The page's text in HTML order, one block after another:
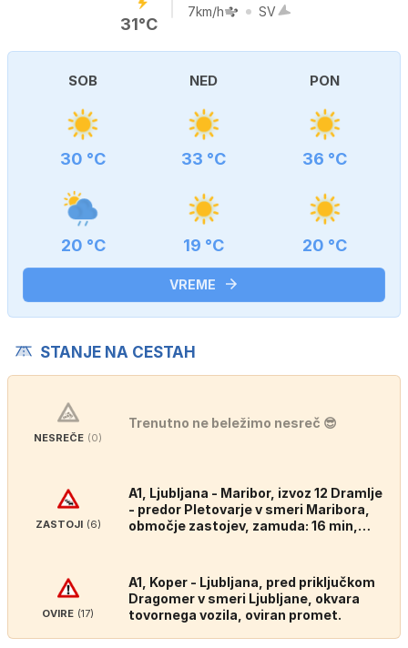
31°C
7km/h SV
SOB
30 °C
20 °C
NED
33 °C
19 °C
PON
36 °C
20 °C
VREME
STANJE NA CESTAH
NESREČE (0)
Trenutno ne beležimo nesreč 😎
ZASTOJI (6)
A1, Ljubljana - Maribor, izvoz 12 Dramlje
- predor Pletovarje v smeri Maribora,
območje zastojev, zamuda: 16 min,
OVIRE (17)
A1, Koper - Ljubljana, pred priključkom
Dragomer v smeri Ljubljane, okvara
tovornega vozila, oviran promet.